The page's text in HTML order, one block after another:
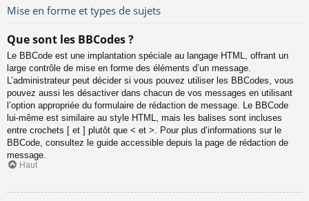
Mise en forme et types de sujets
Que sont les BBCodes ?
Le BBCode est une implantation spéciale au langage HTML, offrant un
large contrôle de mise en forme des éléments d’un message.
L’administrateur peut décider si vous pouvez utiliser les BBCodes, vous
pouvez aussi les désactiver dans chacun de vos messages en utilisant
l’option appropriée du formulaire de rédaction de message. Le BBCode
lui-même est similaire au style HTML, mais les balises sont incluses
entre crochets [ et ] plutôt que < et >. Pour plus d’informations sur le
BBCode, consultez le guide accessible depuis la page de rédaction de
message.
Haut